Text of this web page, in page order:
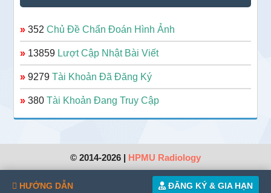
» 352Chủ Đề Chẩn Đoán Hình Ảnh
» 13859 Lượt Cập Nhật Bài Viết
» 9279Tài Khoản Đã Đăng Ký
» 380Tài Khoản Đang Truy Cập
© 2014-2026 | HPMU Radiology
HƯỚNG DẪN ĐĂNG KÝ & GIA HẠN